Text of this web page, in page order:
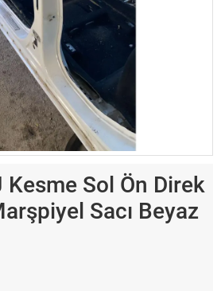
Sol Ön Direk
Sacı Beyaz